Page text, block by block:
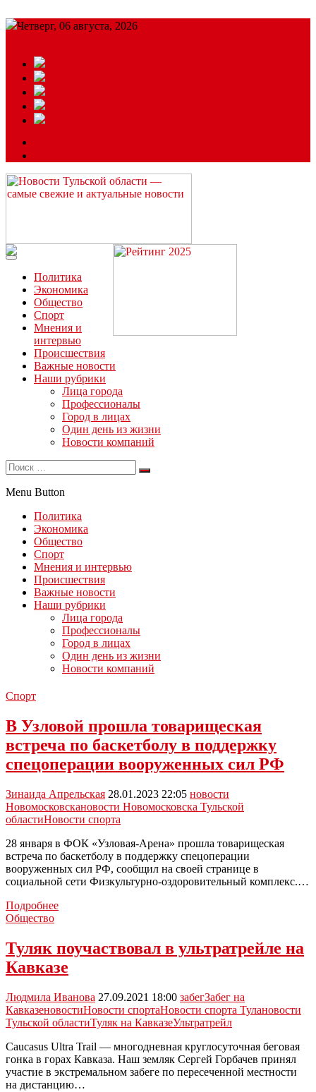
Четверг, 06 августа, 2026
Читайте последние новости дня в Тульской области на сайте
“ЗаНовомосковск”
Политика
Экономика
Общество
Спорт
Мнения и
интервью
Происшествия
Важные новости
Наши рубрики
Лица города
Профессионалы
Город в лицах
Один день из жизни
Новости компаний
Menu Button
Политика
Экономика
Общество
Спорт
Мнения и интервью
Происшествия
Важные новости
Наши рубрики
Лица города
Профессионалы
Город в лицах
Один день из жизни
Новости компаний
Спорт
В Узловой прошла товарищеская
встреча по баскетболу в поддержку
спецоперации вооруженных сил РФ
Зинаида Апрельская 28.01.2023 22:05 новости
Новомосковскановости Новомосковска Тульской
областиНовости спорта
28 января в ФОК «Узловая-Арена» прошла товарищеская
встреча по баскетболу в поддержку спецоперации
вооруженных сил РФ, сообщил на своей странице в
социальной сети Физкультурно-оздоровительный комплекс.…
ПодробнееВ
встреча
по
в
поддержку
спецоперации
вооруженных
сил
РФ
Общество
Туляк поучаствовал в ультратрейле на
Кавказе
Людмила Иванова 27.09.2021 18:00 забегЗабег на
КавказеновостиНовости спортаНовости спорта Тулановости
Тульской областиТуляк на КавказеУльтратрейл
Caucasus Ultra Trail — многодневная круглосуточная беговая
гонка в горах Кавказа. Наш земляк Сергей Горбачев принял
участие в экстремальном забеге по пересеченной местности
на дистанцию…